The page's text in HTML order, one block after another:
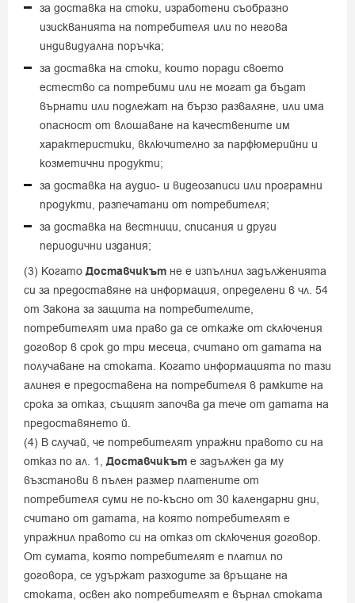
за доставка на стоки, изработени съобразно
изискванията на потребителя или по негова
индивидуална поръчка;
за доставка на стоки, които поради своето
естество са потребими или не могат да бъдат
върнати или подлежат на бързо разваляне, или има
опасност от влошаване на качествените им
характеристики, включително за парфюмерийни и
козметични продукти;
за доставка на аудио- и видеозаписи или програмни
продукти, разпечатани от потребителя;
за доставка на вестници, списания и други
периодични издания;
(3) Когато Доставчикът не е изпълнил задълженията
си за предоставяне на информация, определени в чл. 54
от Закона за защита на потребителите,
потребителят има право да се откаже от сключения
договор в срок до три месеца, считано от датата на
получаване на стоката. Когато информацията по тази
алинея е предоставена на потребителя в рамките на
срока за отказ, същият започва да тече от датата на
предоставянето й.
(4) В случай, че потребителят упражни правото си на
отказ по ал. 1, Доставчикът е задължен да му
възстанови в пълен размер платените от
потребителя суми не по-късно от 30 календарни дни,
считано от датата, на която потребителят е
упражнил правото си на отказ от сключения договор.
От сумата, която потребителят е платил по
договора, се удържат разходите за връщане на
стоката, освен ако потребителят е върнал стоката